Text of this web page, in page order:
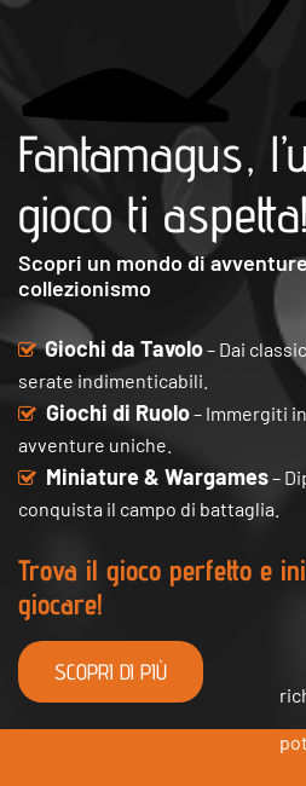
Fantamagus,
gioco ti aspetta!
Scopri un mondo di
collezionismo
Giochi da Tavolo– Dai
serate indimenticabili.
Giochi di Ruolo– Immergiti
avventure uniche.
Miniature & Wargames–
conquista il campo di battaglia.
Trova il gioco perfetto e
giocare!
SCOPRI DI PIÙ